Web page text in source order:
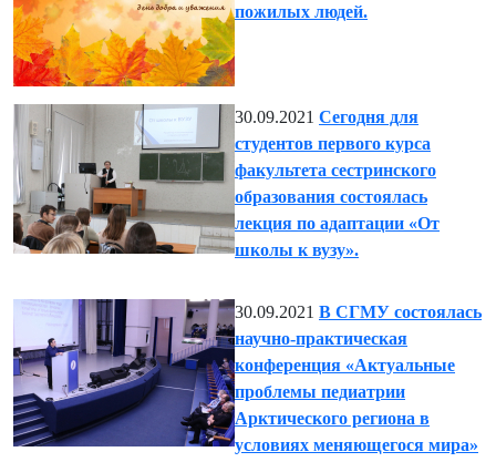
пожилых людей.
30.09.2021 Сегодня для
студентов первого курса
факультета сестринского
образования состоялась
лекция по адаптации «От
школы к вузу».
30.09.2021 В СГМУ состоялась
научно-практическая
конференция «Актуальные
проблемы педиатрии
Арктического региона в
условиях меняющегося мира»